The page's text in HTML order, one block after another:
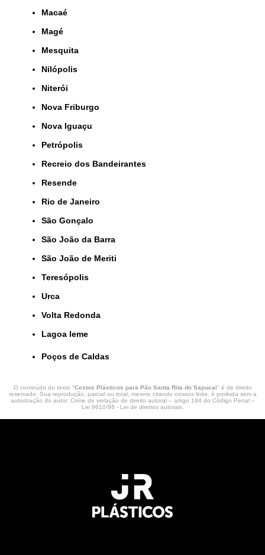
Macaé
Magé
Mesquita
Nilópolis
Niterói
Nova Friburgo
Nova Iguaçu
Petrópolis
Recreio dos Bandeirantes
Resende
Rio de Janeiro
São Gonçalo
São João da Barra
São João de Meriti
Teresópolis
Urca
Volta Redonda
lagoa leme
Poços de Caldas
O conteúdo do texto "Cestos Plásticos para Pão Santa Rita do Sapucai" é de direito
reservado. Sua reprodução, parcial ou total, mesmo citando nossos links, é proibida sem a
autorização do autor. Crime de violação de direito autoral – artigo 184 do Código Penal –
Lei 9610/98 - Lei de direitos autorais.